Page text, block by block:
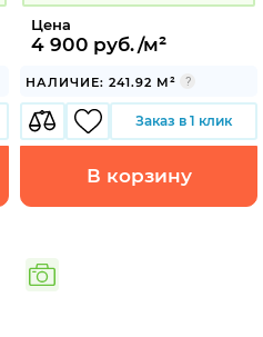
Цена
4 900 руб./м²
НАЛИЧИЕ: 241.92 М²
Заказ в 1 клик
В корзину